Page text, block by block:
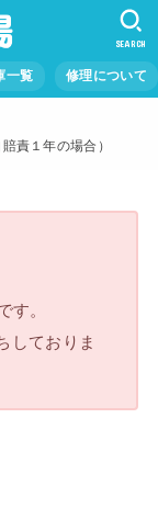
一覧 修理について
SEARCH
責１年の場合）
す。
しておりま